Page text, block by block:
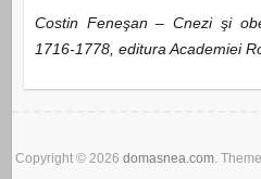
Costin Feneşan – Cnezi şi
1716-1778, editura Academiei
Copyright © 2026 domasnea.com.